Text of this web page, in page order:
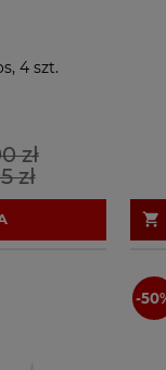
4 szt.
zł
zł